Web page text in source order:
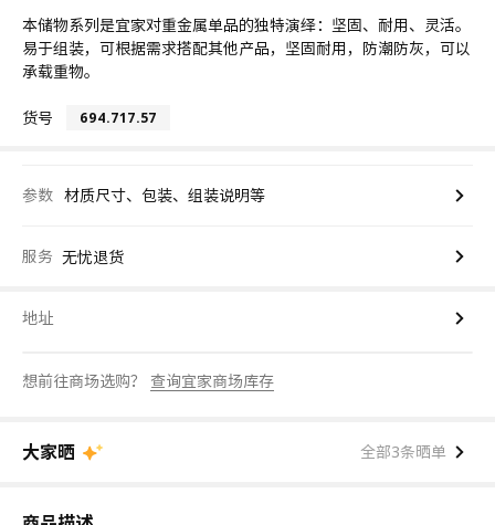
本储物系列是宜家对重金属单品的独特演绎：坚固、耐用、灵活。
易于组装，可根据需求搭配其他产品，坚固耐用，防潮防灰，可以
承载重物。
货号 694.717.57
参数 材质尺寸、包装、组装说明等
服务 无忧退货
地址
想前往商场选购？ 查询宜家商场库存
大家晒 全部3条晒单